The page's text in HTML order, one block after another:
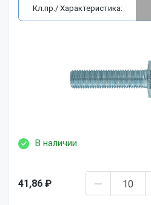
В наличии
41,86 ₽
Кл.пр./ Характеристика: